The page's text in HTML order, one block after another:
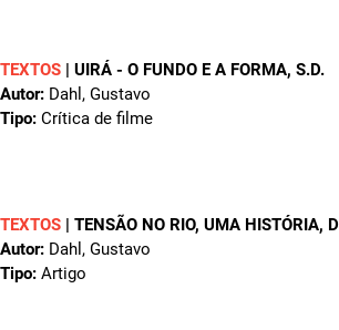
TEXTOS | UIRÁ - O FUNDO E A FORMA, S.D.
Autor: Dahl, Gustavo
Tipo: Crítica de filme
TEXTOS | TENSÃO NO RIO, UMA HISTÓRIA,
Autor: Dahl, Gustavo
Tipo: Artigo